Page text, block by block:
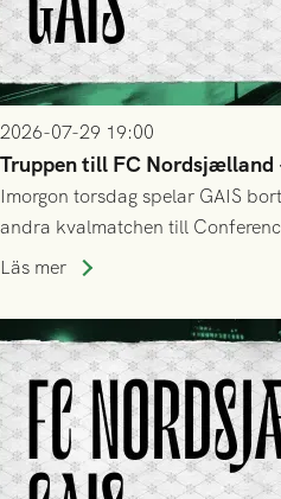
2026-07-29 19:00
Truppen till FC Nordsjælland
Imorgon torsdag spelar GAIS
andra kvalmatchen till
Park! Fredrik Holmberg och
Läs mer